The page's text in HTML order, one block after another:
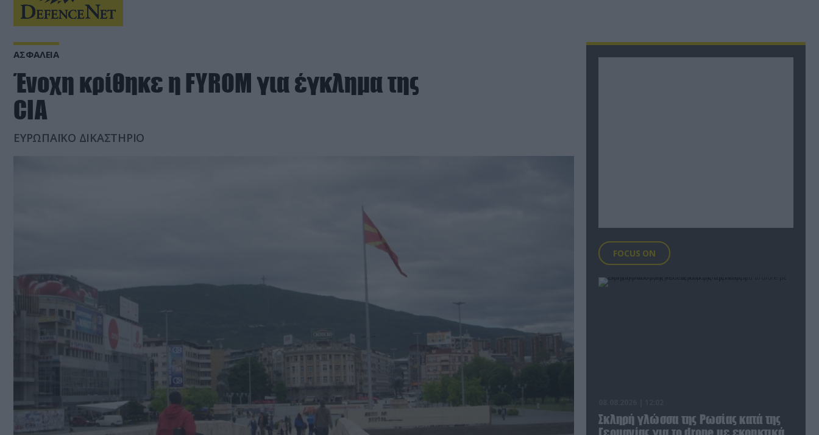
ΑΣΦΑΛΕΙΑ
Ένοχη κρίθηκε η FYROM για έγκλημα της
CIA
ΕΥΡΩΠΑΪΚΟ ΔΙΚΑΣΤΗΡΙΟ
FOCUS ON
Σκληρή γλώσσα της Ρωσίας κατά της